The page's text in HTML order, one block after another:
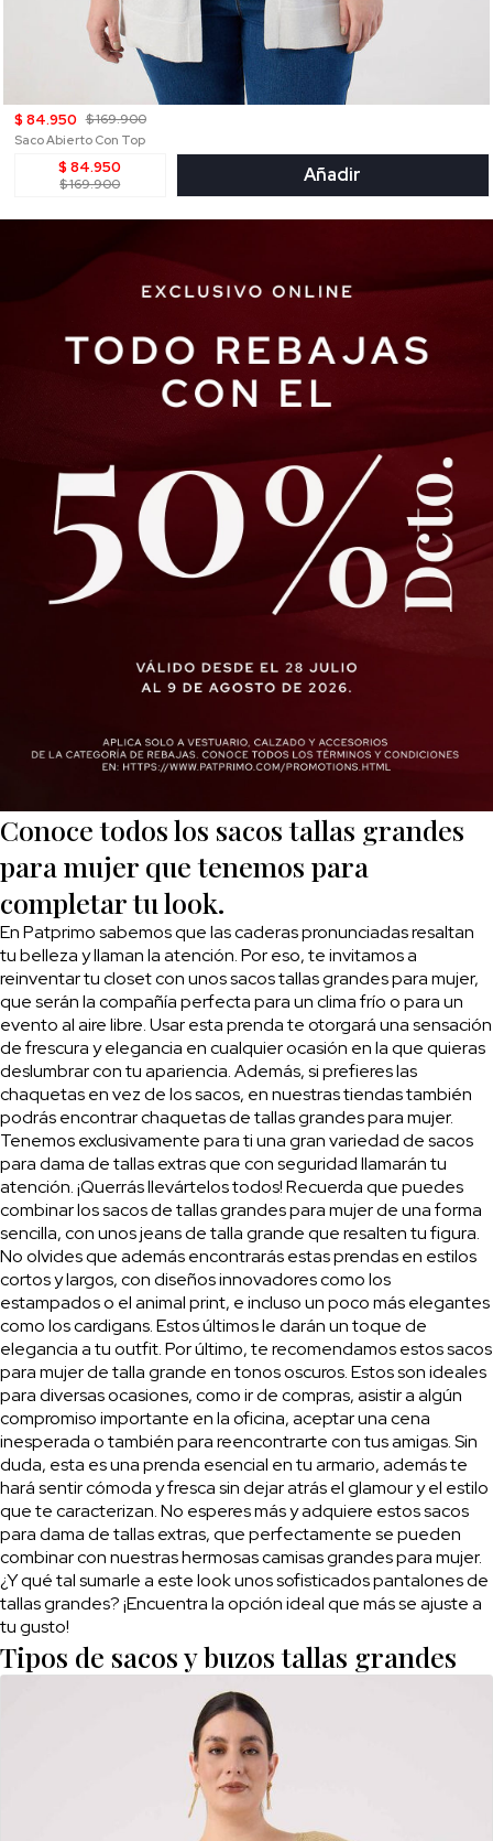
$ 84.950 $ 169.900
Saco Abierto Con Top
$ 84.950
$ 169.900 Añadir
Conoce todos los sacos tallas grandes
para mujer que tenemos para
completar tu look.
En Patprimo sabemos que las caderas pronunciadas resaltan
tu belleza y llaman la atención. Por eso, te invitamos a
reinventar tu closet con unos sacos tallas grandes para mujer,
que serán la compañía perfecta para un clima frío o para un
evento al aire libre. Usar esta prenda te otorgará una sensación
de frescura y elegancia en cualquier ocasión en la que quieras
deslumbrar con tu apariencia. Además, si prefieres las
chaquetas en vez de los sacos, en nuestras tiendas también
podrás encontrar chaquetas de tallas grandes para mujer.
Tenemos exclusivamente para ti una gran variedad de sacos
para dama de tallas extras que con seguridad llamarán tu
atención. ¡Querrás llevártelos todos! Recuerda que puedes
combinar los sacos de tallas grandes para mujer de una forma
sencilla, con unos jeans de talla grande que resalten tu figura.
No olvides que además encontrarás estas prendas en estilos
cortos y largos, con diseños innovadores como los
estampados o el animal print, e incluso un poco más elegantes
como los cardigans. Estos últimos le darán un toque de
elegancia a tu outfit. Por último, te recomendamos estos sacos
para mujer de talla grande en tonos oscuros. Estos son ideales
para diversas ocasiones, como ir de compras, asistir a algún
compromiso importante en la oficina, aceptar una cena
inesperada o también para reencontrarte con tus amigas. Sin
duda, esta es una prenda esencial en tu armario, además te
hará sentir cómoda y fresca sin dejar atrás el glamour y el estilo
que te caracterizan. No esperes más y adquiere estos sacos
para dama de tallas extras, que perfectamente se pueden
combinar con nuestras hermosas camisas grandes para mujer.
¿Y qué tal sumarle a este look unos sofisticados pantalones de
tallas grandes? ¡Encuentra la opción ideal que más se ajuste a
tu gusto!
Tipos de sacos y buzos tallas grandes